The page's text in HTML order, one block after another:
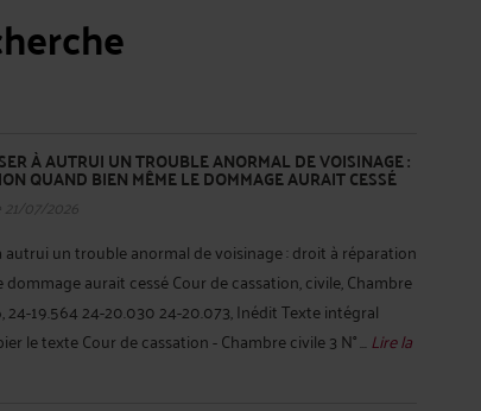
À AUTRUI UN TROUBLE ANORMAL DE VOISINAGE :
QUAND BIEN MÊME LE DOMMAGE AURAIT CESSÉ
07/2026
autrui un trouble anormal de voisinage : droit à réparation
aurait cessé Cour de cassation, civile, Chambre
24-19.564 24-20.030 24-20.073, Inédit Texte intégral
le texte Cour de cassation - Chambre civile 3 N° ...Lire la